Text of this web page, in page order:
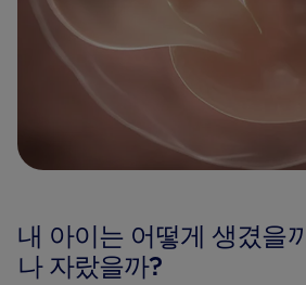
내 아이는 어떻게 생겼을
나 자랐을까?